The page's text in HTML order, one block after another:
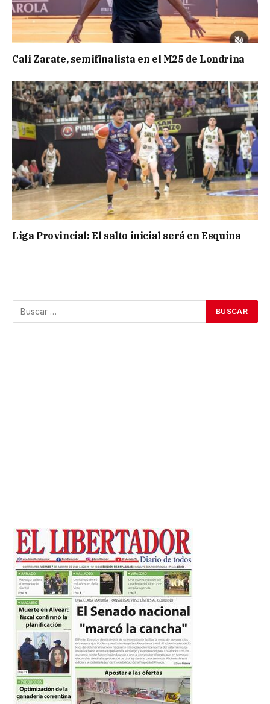
Cali Zarate, semifinalista en el M25 de Londrina
Liga Provincial: El salto inicial será en Esquina